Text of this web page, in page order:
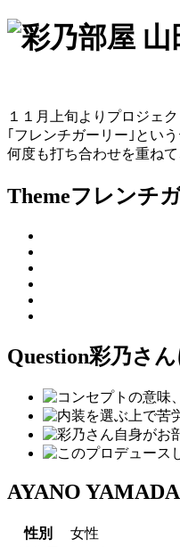
１１月上旬よりプロジェ
｢フレンチガーリー｣とい
何度も打ち合わせを重ね
Themeフレンチ
Question彩乃さん
AYANO YAMADA
性別
女性